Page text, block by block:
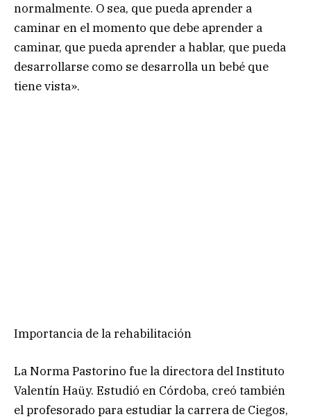
normalmente. O sea, que pueda aprender a
caminar en el momento que debe aprender a
caminar, que pueda aprender a hablar, que pueda
desarrollarse como se desarrolla un bebé que
tiene vista».
Importancia de la rehabilitación
La Norma Pastorino fue la directora del Instituto
Valentín Haüy. Estudió en Córdoba, creó también
el profesorado para estudiar la carrera de Ciegos,